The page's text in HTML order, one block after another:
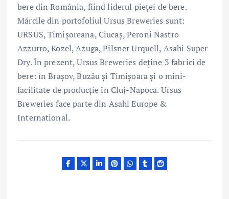
bere din România, fiind liderul pieței de bere.
Mărcile din portofoliul Ursus Breweries sunt:
URSUS, Timișoreana, Ciucaș, Peroni Nastro
Azzurro, Kozel, Azuga, Pilsner Urquell, Asahi Super
Dry. În prezent, Ursus Breweries deține 3 fabrici de
bere: în Brașov, Buzău și Timișoara și o mini-
facilitate de producție în Cluj-Napoca. Ursus
Breweries face parte din Asahi Europe &
International.